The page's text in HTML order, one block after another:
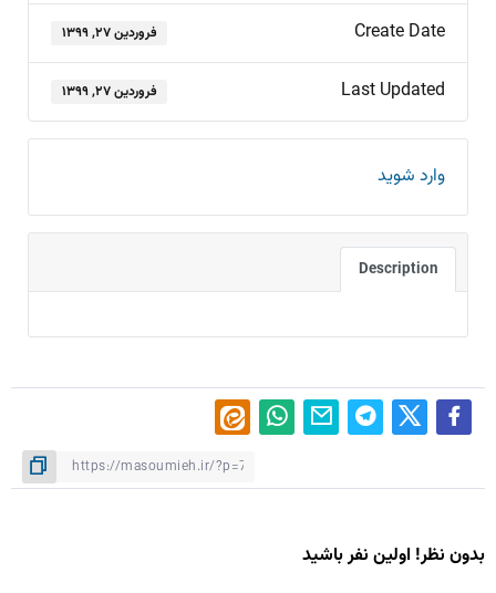
Create Date فروردین ۲۷, ۱۳۹۹
Last Updated فروردین ۲۷, ۱۳۹۹
وارد شوید
Description
بدون نظر! اولین نفر باشید